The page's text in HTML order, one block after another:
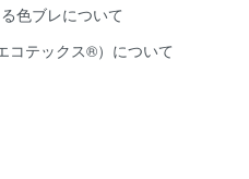
色ブレについて
コテックス®️）について